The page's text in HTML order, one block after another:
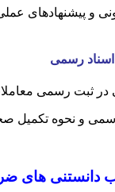
و پیشنهادهای
رسمی
در ثبت رسمی
و نحوه تکمیل
دانستنی های